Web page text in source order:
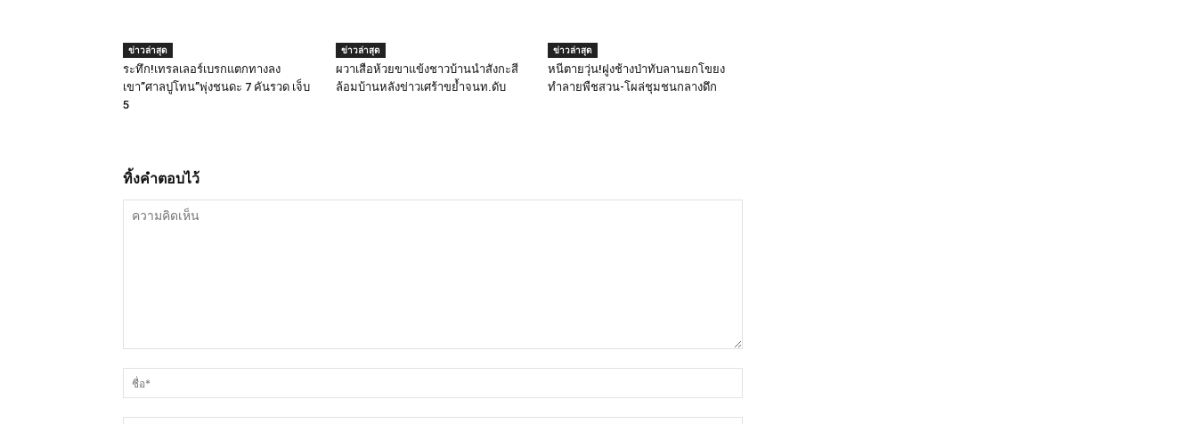
ข่าวล่าสุด
ระทึก!เทรลเลอร์เบรกแตกทางลง
เขา”ศาลปูโทน”พุ่งชนดะ 7 คันรวด เจ็บ
5
ข่าวล่าสุด
ผวาเสือห้วยขาแข้งชาวบ้านนำสังกะสี
ล้อมบ้านหลังข่าวเศร้าขย้ำจนท.ดับ
ข่าวล่าสุด
หนีตายวุ่น!ฝูงช้างป่าทับลานยกโขยง
ทำลายพืชสวน-โผล่ชุมชนกลางดึก
ทิ้งคำตอบไว้
คิด
เห็น